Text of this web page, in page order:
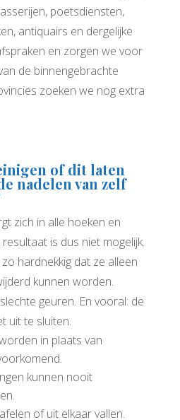
poetsdiensten,
antiquairs en dergelijke
en zorgen we voor
de binnengebrachte
zoeken we nog extra
of dit laten
nadelen van zelf
zich in alle hoeken en
is dus niet mogelijk.
hardnekkig dat ze alleen
kunnen worden.
geuren. En vooral: de
uit te sluiten.
in plaats van
kunnen nooit
of uit elkaar vallen.